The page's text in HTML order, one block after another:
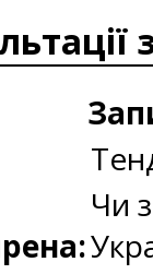
Чи